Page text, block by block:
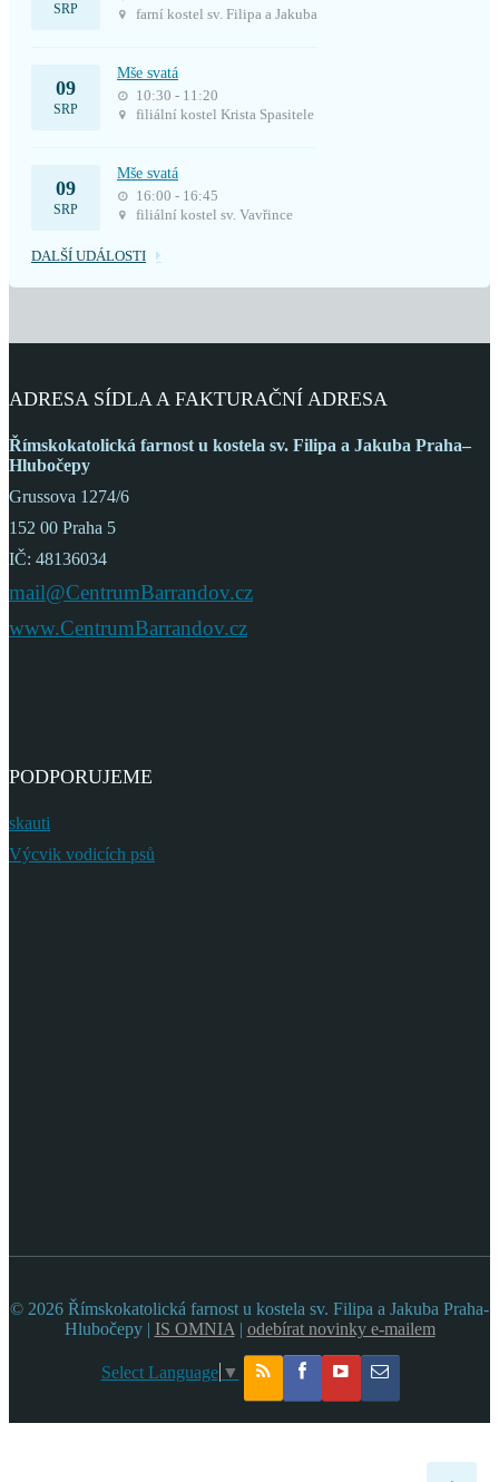
SRP
farní kostel sv. Filipa a Jakuba
09
SRP
Mše svatá
10:30 - 11:20
filiální kostel Krista Spasitele
09
SRP
Mše svatá
16:00 - 16:45
filiální kostel sv. Vavřince
DALŠÍ UDÁLOSTI
ADRESA SÍDLA A FAKTURAČNÍ ADRESA
Římskokatolická farnost u kostela sv. Filipa a Jakuba Praha–
Hlubočepy
Grussova 1274/6
152 00 Praha 5
IČ: 48136034
mail@CentrumBarrandov.cz
www.CentrumBarrandov.cz
PODPORUJEME
skauti
Výcvik vodicích psů
© 2026 Římskokatolická farnost u kostela sv. Filipa a Jakuba Praha-
Hlubočepy | IS OMNIA | odebírat novinky e-mailem
Select Language ▼